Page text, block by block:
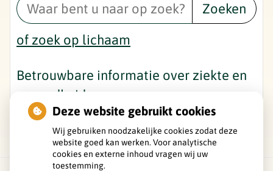
Zoeken
of zoek op lichaam
Betrouwbare informatie over ziekte en
gezondheid
Deze website gebruikt cookies
Wij gebruiken noodzakelijke cookies zodat deze
website goed kan werken. Voor analytische
cookies en externe inhoud vragen wij uw
toestemming.